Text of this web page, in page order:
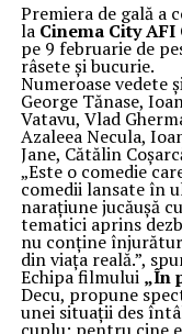
Premiera de gală a
la Cinema City
pe 9 februarie de
râsete și bucurie.
Numeroase vedete
George Tănase,
Vatavu, Vlad
Azaleea Necula,
Jane, Cătălin
„Este o comedie
comedii lansate în
narațiune jucăușă
tematici aprins
nu conține
din viața reală.”,
Echipa filmului„În
Decu, propune
unei situații des